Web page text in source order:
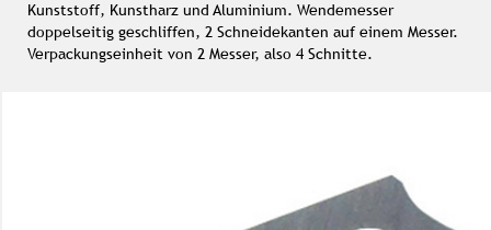
Kunststoff, Kunstharz und Aluminium. Wendemesser
doppelseitig geschliffen, 2 Schneidekanten auf einem Messer.
Verpackungseinheit von 2 Messer, also 4 Schnitte.